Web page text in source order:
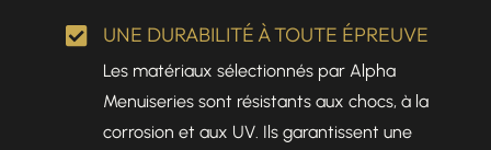
 UNE DURABILITÉ À TOUTE ÉPREUVE
Les matériaux sélectionnés par Alpha
Menuiseries sont résistants aux chocs, à la
corrosion et aux UV. Ils garantissent une